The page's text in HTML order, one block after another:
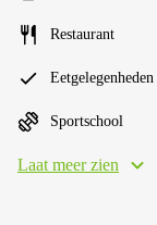
Restaurant
Eetgelegenheden
Sportschool
Laat meer zien